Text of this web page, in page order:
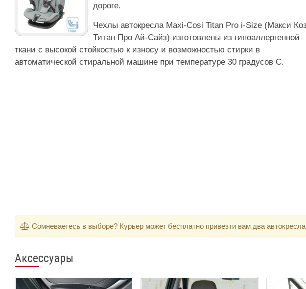
дороге.
Чехлы автокресла Maxi-Cosi Titan Pro i-Size (Макси
Титан Про Ай-Сайз) изготовлены из гипоаллергенной
ткани с высокой стойкостью к износу и возможностью стирки в
автоматической стиральной машине при температуре 30 градусов С.
Сомневаетесь в выборе? Курьер может бесплатно привезти вам два
Аксессуары